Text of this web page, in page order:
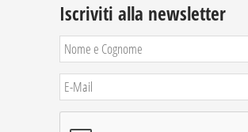
Iscriviti alla newsletter